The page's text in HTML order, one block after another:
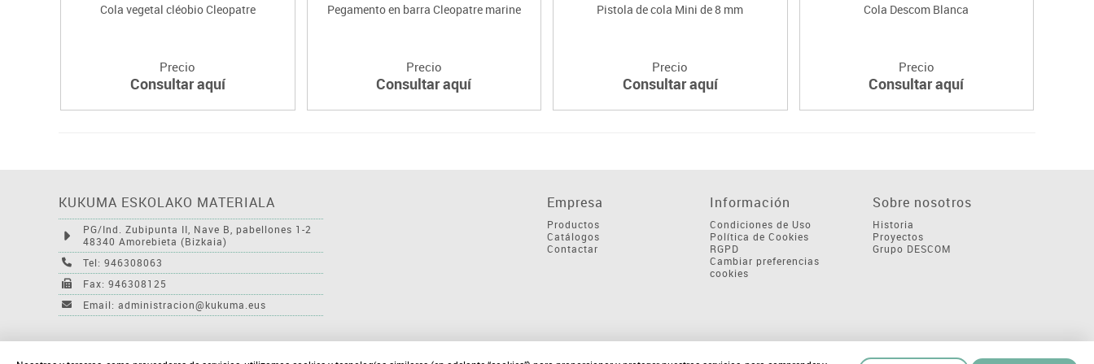
Cola vegetal cléobio Cleopatre
Precio
Consultar aquí
Pegamento en barra Cleopatre marine
Precio
Consultar aquí
Pistola de cola Mini de 8 mm
Precio
Consultar aquí
Cola Descom Blanca
Precio
Consultar aquí
KUKUMA ESKOLAKO MATERIALA
PG/Ind. Zubipunta II, Nave B, pabellones 1-2
48340 Amorebieta (Bizkaia)
Tel: 946308063
Fax: 946308125
Email: administracion@kukuma.eus
Empresa
Productos
Catálogos
Contactar
Información
Condiciones de Uso
Política de Cookies
RGPD
Cambiar preferencias
cookies
Sobre nosotros
Historia
Proyectos
Grupo DESCOM